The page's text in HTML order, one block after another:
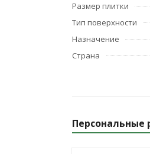
Размер плитки
Тип поверхности
Назначение
Страна
Персональные